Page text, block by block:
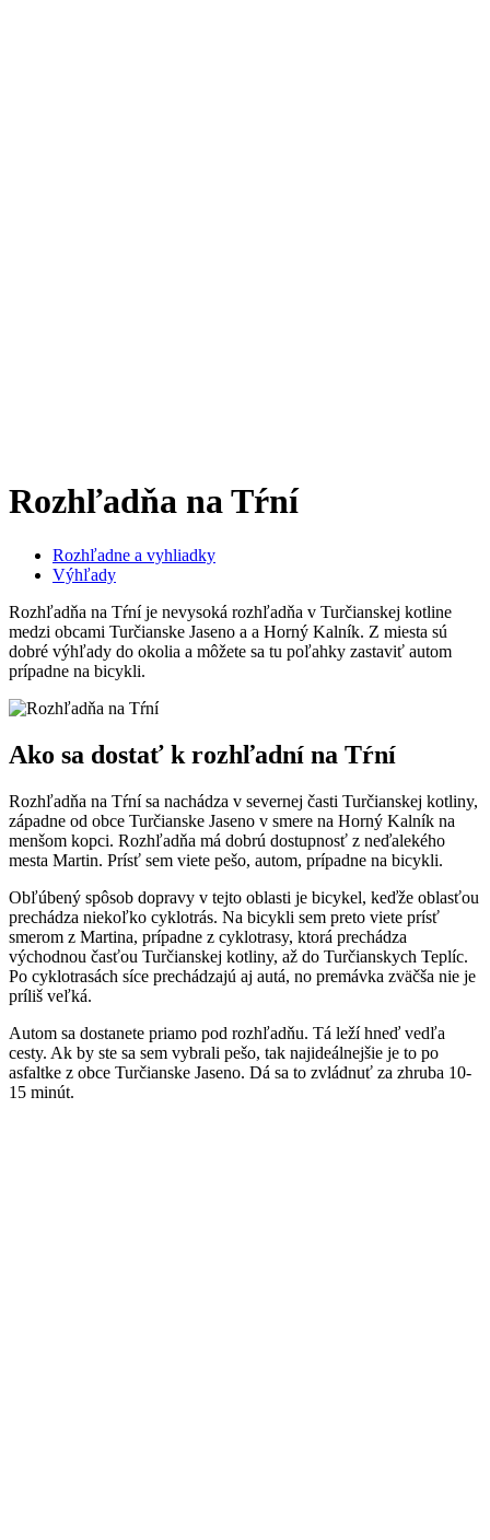
Rozhľadňa na Tŕní
Rozhľadne a vyhliadky
Výhľady
Rozhľadňa na Tŕní je nevysoká rozhľadňa v Turčianskej kotline
medzi obcami Turčianske Jaseno a a Horný Kalník. Z miesta sú
dobré výhľady do okolia a môžete sa tu poľahky zastaviť autom
prípadne na bicykli.
Ako sa dostať k rozhľadní na Tŕní
Rozhľadňa na Tŕní sa nachádza v severnej časti Turčianskej kotliny,
západne od obce Turčianske Jaseno v smere na Horný Kalník na
menšom kopci. Rozhľadňa má dobrú dostupnosť z neďalekého
mesta Martin. Prísť sem viete pešo, autom, prípadne na bicykli.
Obľúbený spôsob dopravy v tejto oblasti je bicykel, keďže oblasťou
prechádza niekoľko cyklotrás. Na bicykli sem preto viete prísť
smerom z Martina, prípadne z cyklotrasy, ktorá prechádza
východnou časťou Turčianskej kotliny, až do Turčianskych Teplíc.
Po cyklotrasách síce prechádzajú aj autá, no premávka zväčša nie je
príliš veľká.
Autom sa dostanete priamo pod rozhľadňu. Tá leží hneď vedľa
cesty. Ak by ste sa sem vybrali pešo, tak najideálnejšie je to po
asfaltke z obce Turčianske Jaseno. Dá sa to zvládnuť za zhruba 10-
15 minút.